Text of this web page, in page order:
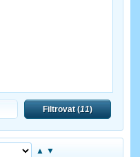
Filtrovat (11)
▲ ▼